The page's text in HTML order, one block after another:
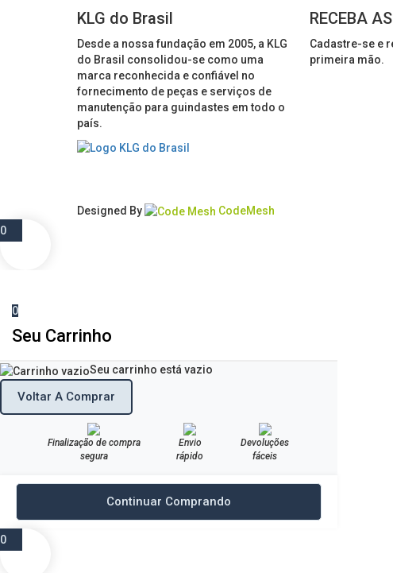
KLG do Brasil
Desde a nossa fundação em 2005, a KLG
do Brasil consolidou-se como uma
marca reconhecida e confiável no
fornecimento de peças e serviços de
manutenção para guindastes em todo o
país.
RECEBA
Cadastre-se e
primeira mão.
Designed By CodeMesh
0
0
Seu Carrinho
Seu carrinho está vazio
Voltar A Comprar
Finalização de compra
segura
Envio
rápido
Devoluções
fáceis
Continuar Comprando
0